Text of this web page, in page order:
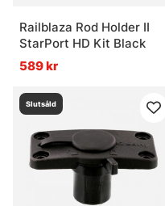
Railblaza Rod Holder II
StarPort HD Kit Black
589 kr
Slutsåld